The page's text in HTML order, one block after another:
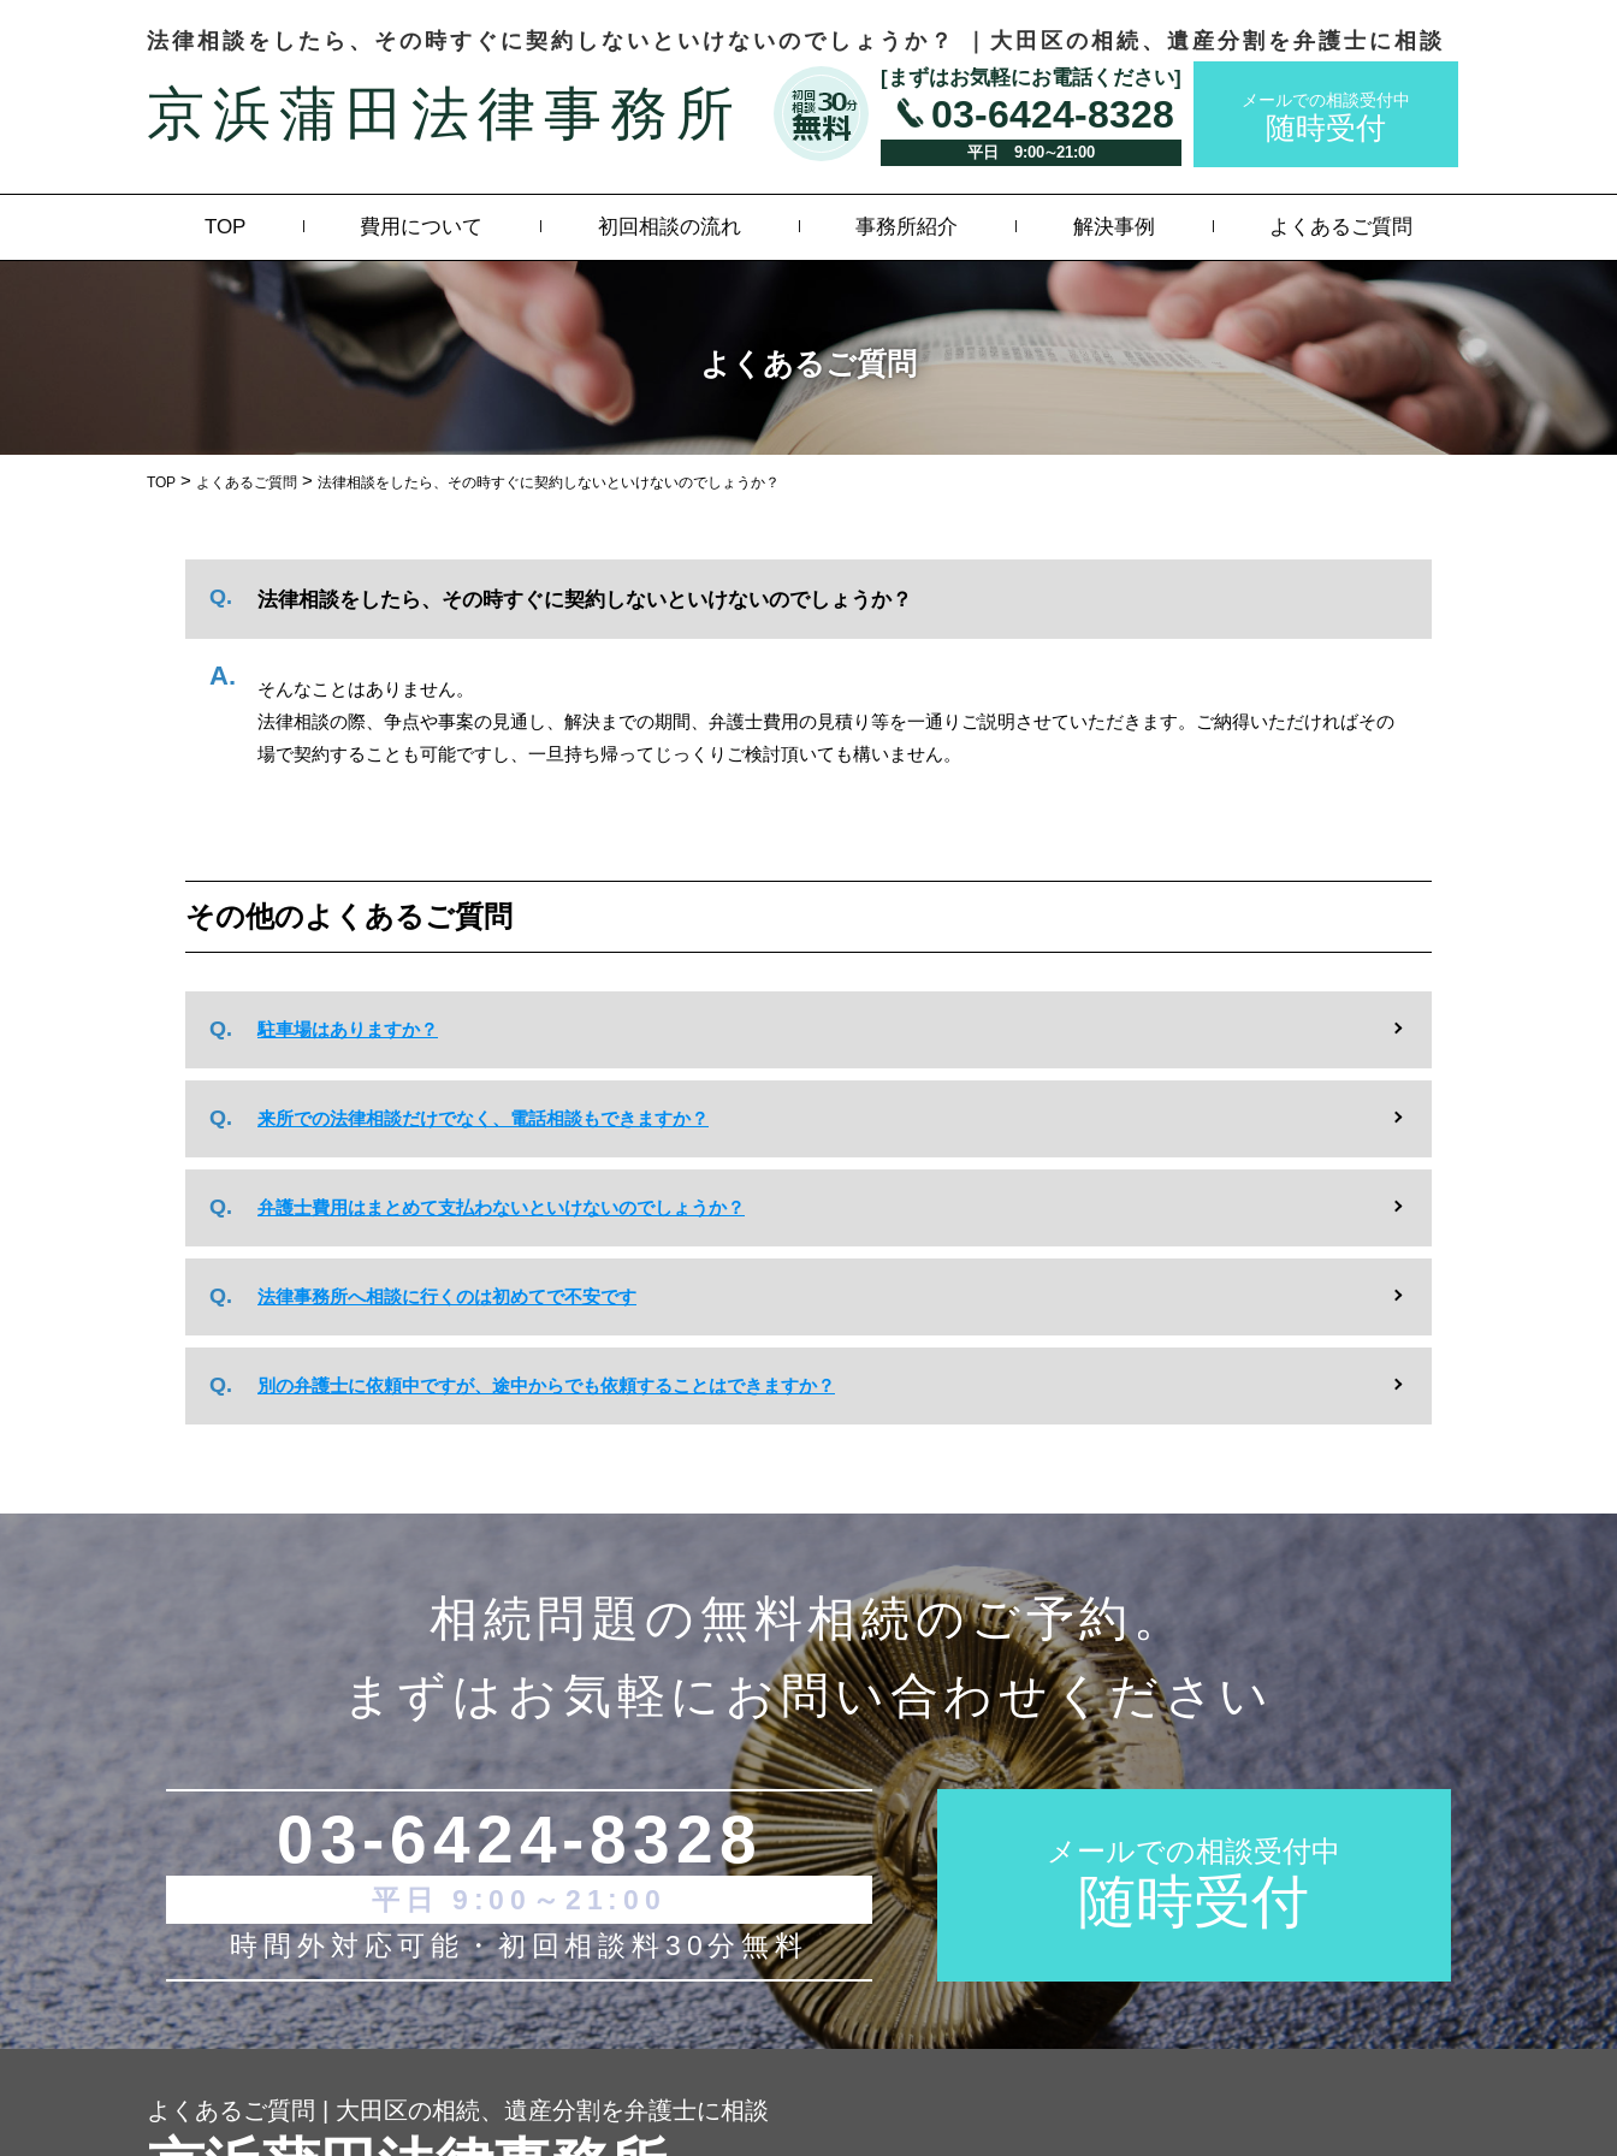
法律相談をしたら、その時すぐに契約しないといけないのでしょうか？ ｜大田区の相続、遺産分割を弁護士に相談
京浜蒲田法律事務所
[まずはお気軽にお電話ください]
03-6424-8328
平日 9:00∼21:00
メールでの相談受付中
随時受付
TOP 費用について 初回相談の流れ 事務所紹介 解決事例 よくあるご質問
よくあるご質問
TOP > よくあるご質問 > 法律相談をしたら、その時すぐに契約しないといけないのでしょうか？
法律相談をしたら、その時すぐに契約しないといけないのでしょうか？
そんなことはありません。
法律相談の際、争点や事案の見通し、解決までの期間、弁護士費用の見積り等を一通りご説明させていただきます。ご納得いただければその
場で契約することも可能ですし、一旦持ち帰ってじっくりご検討頂いても構いません。
その他のよくあるご質問
駐車場はありますか？
来所での法律相談だけでなく、電話相談もできますか？
弁護士費用はまとめて支払わないといけないのでしょうか？
法律事務所へ相談に行くのは初めてで不安です
別の弁護士に依頼中ですが、途中からでも依頼することはできますか？
相続問題の無料相続のご予約。
まずはお気軽に お問い合わせください
03-6424-8328
平日 9:00～21:00
時間外対応可能・初回相談料30分無料
メールでの相談受付中
随時受付
よくあるご質問 | 大田区の相続、遺産分割を弁護士に相談